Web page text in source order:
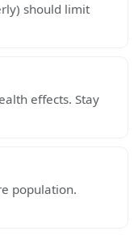
should limit
effects. Stay
population.